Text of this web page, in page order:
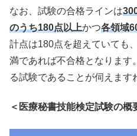
なお、試験の合格ラインは
のうち180点以上かつ各領域
計点は180点を超えていても
満であれば不合格となります
る試験であることが伺えます
＜医療秘書技能検定試験の概